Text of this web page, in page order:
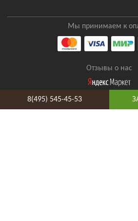
Мы принимаем к
Отзывы о нас
8(495) 545-45-53